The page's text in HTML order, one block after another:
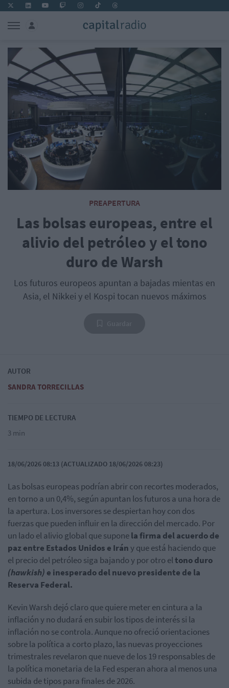
PREAPERTURA
Las bolsas europeas, entre el
alivio del petróleo y el tono
duro de Warsh
Los futuros europeos apuntan a bajadas mientas en
Asia, el Nikkei y el Kospi tocan nuevos máximos
AUTOR
SANDRA TORRECILLAS
TIEMPO DE LECTURA
3 min
18/06/2026 08:13 (ACTUALIZADO 18/06/2026 08:23)
Las bolsas europeas podrían abrir con recortes moderados,
en torno a un 0,4%, según apuntan los futuros a una hora de
la apertura. Los inversores se despiertan hoy con dos
fuerzas que pueden influir en la dirección del mercado. Por
un lado el alivio global que suponela firma del acuerdo de
paz entre Estados Unidos e Irány que está haciendo que
el precio del petróleo siga bajando y por otro eltono duro
(hawkish) e inesperado del nuevo presidente de la
Reserva Federal.
Kevin Warsh dejó claro que quiere meter en cintura a la
inflación y no dudará en subir los tipos de interés si la
inflación no se controla. Aunque no ofreció orientaciones
sobre la política a corto plazo, las nuevas proyecciones
trimestrales revelaron que nueve de los 19 responsables de
la política monetaria de la Fed esperan ahora al menos una
subida de tipos para finales de 2026.